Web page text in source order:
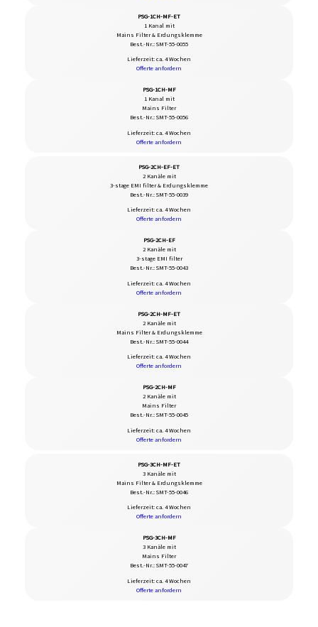
PSG-1CH-MF-ET
1 Kanal mit
Mains Filter & Erdungsklemme
Best.-Nr.: SMT-55-0055
Lieferzeit: ca. 4 Wochen
Offerte anfordern
PSG-1CH-MF
1 Kanal mit
Mains Filter
Best.-Nr.: SMT-55-0056
Lieferzeit: ca. 4 Wochen
Offerte anfordern
PSG-2CH-EF-ET
2 Kanäle mit
3-stage EMI filter & Erdungsklemme
Best.-Nr.: SMT-55-0039
Lieferzeit: ca. 4 Wochen
Offerte anfordern
PSG-2CH-EF
2 Kanäle mit
3-stage EMI filter
Best.-Nr.: SMT-55-0043
Lieferzeit: ca. 4 Wochen
Offerte anfordern
PSG-2CH-MF-ET
2 Kanäle mit
Mains Filter & Erdungsklemme
Best.-Nr.: SMT-55-0044
Lieferzeit: ca. 4 Wochen
Offerte anfordern
PSG-2CH-MF
2 Kanäle mit
Mains Filter
Best.-Nr.: SMT-55-0045
Lieferzeit: ca. 4 Wochen
Offerte anfordern
PSG-3CH-MF-ET
3 Kanäle mit
Mains Filter & Erdungsklemme
Best.-Nr.: SMT-55-0046
Lieferzeit: ca. 4 Wochen
Offerte anfordern
PSG-3CH-MF
3 Kanäle mit
Mains Filter
Best.-Nr.: SMT-55-0047
Lieferzeit: ca. 4 Wochen
Offerte anfordern